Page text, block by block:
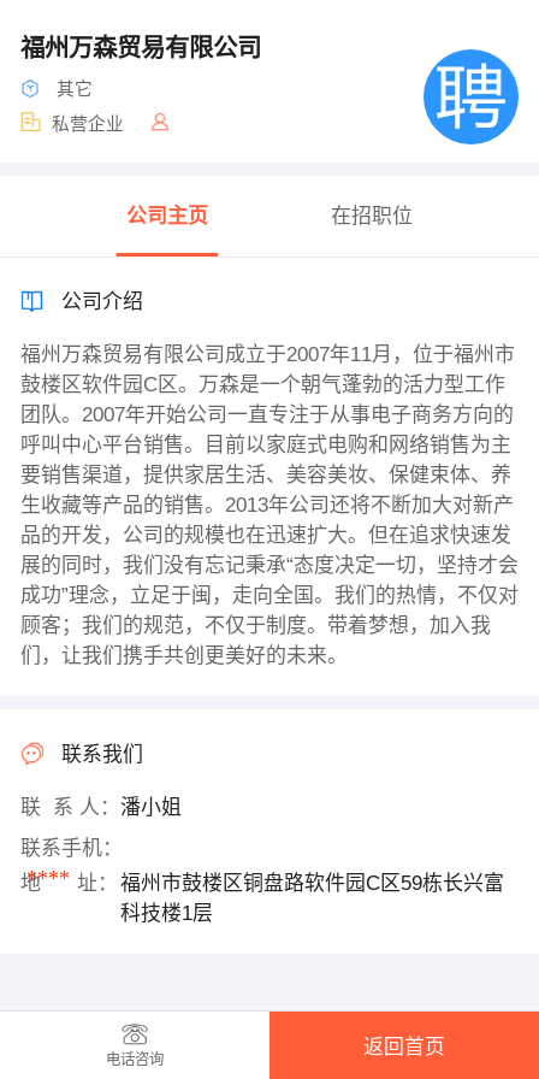
福州万森贸易有限公司
其它
私营企业
公司主页 在招职位
公司介绍
福州万森贸易有限公司成立于2007年11月，位于福州市
鼓楼区软件园C区。万森是一个朝气蓬勃的活力型工作
团队。2007年开始公司一直专注于从事电子商务方向的
呼叫中心平台销售。目前以家庭式电购和网络销售为主
要销售渠道，提供家居生活、美容美妆、保健束体、养
生收藏等产品的销售。2013年公司还将不断加大对新产
品的开发，公司的规模也在迅速扩大。但在追求快速发
展的同时，我们没有忘记秉承“态度决定一切，坚持才会
成功”理念，立足于闽，走向全国。我们的热情，不仅对
顾客；我们的规范，不仅于制度。带着梦想，加入我
们，让我们携手共创更美好的未来。
联系我们
联 系 人： 潘小姐
联系手机：
****
地 址：
福州市鼓楼区铜盘路软件园C区59栋长兴富
科技楼1层
电话咨询
返回首页